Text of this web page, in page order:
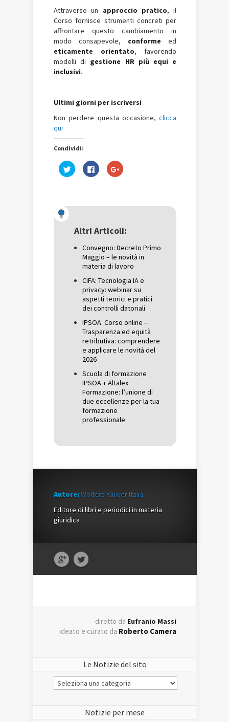
Attraverso un approccio pratico, il
Corso fornisce strumenti concreti per
affrontare questo cambiamento in
modo consapevole, conforme ed
eticamente orientato, favorendo
modelli di gestione HR più equi e
inclusivi.
Ultimi giorni per iscriversi
Non perdere questa occasione, clicca
qui
Condividi:
Fai
clic
una
nuova
Fai
clic
nuova
finestra)
Fai
clic
una
nuova
Altri Articoli:
Convegno: Decreto Primo
Maggio – le novità in
materia di lavoro
CIFA: Tecnologia IA e
privacy: webinar su
aspetti teorici e pratici
dei controlli datoriali
IPSOA: Corso online –
Trasparenza ed equità
retributiva: comprendere
e applicare le novità del
2026
Scuola di formazione
IPSOA + Altalex
Formazione: l’unione di
due eccellenze per la tua
formazione
professionale
Autore:Wolters Kluwer Italia
Editore di libri e periodici in materia
giuridica
diretto da Eufranio Massi
ideato e curato da Roberto Camera
Le Notizie del sito
Le
Notizie
Notizie per mese